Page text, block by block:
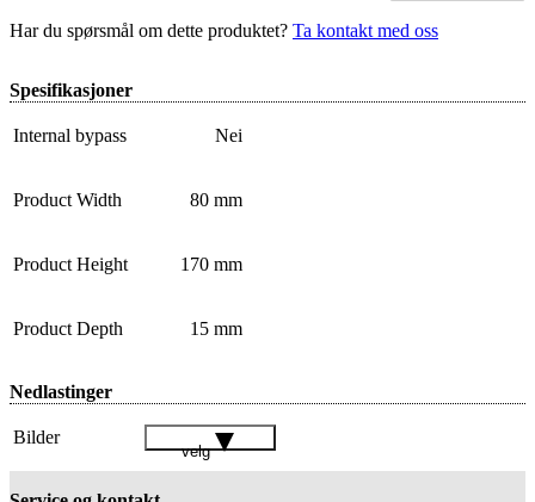
Har du spørsmål om dette produktet? Ta kontakt med oss
Spesifikasjoner
Internal bypass Nei
Product Width 80 mm
Product Height 170 mm
Product Depth 15 mm
Nedlastinger
Bilder
velg